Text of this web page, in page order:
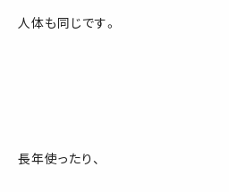
人体も同じです。
長年使ったり、